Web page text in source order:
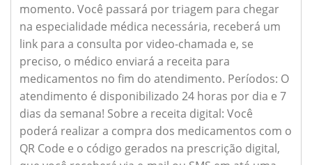
momento. Você passará por triagem para chegar
na especialidade médica necessária, receberá um
link para a consulta por video-chamada e, se
preciso, o médico enviará a receita para
medicamentos no fim do atendimento. Períodos: O
atendimento é disponibilizado 24 horas por dia e 7
dias da semana! Sobre a receita digital: Você
poderá realizar a compra dos medicamentos com o
QR Code e o código gerados na prescrição digital,